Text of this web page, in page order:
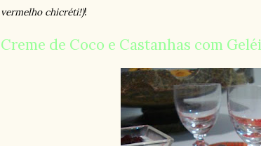
vermelho chicréti!)!
Creme de Coco e Castanhas com